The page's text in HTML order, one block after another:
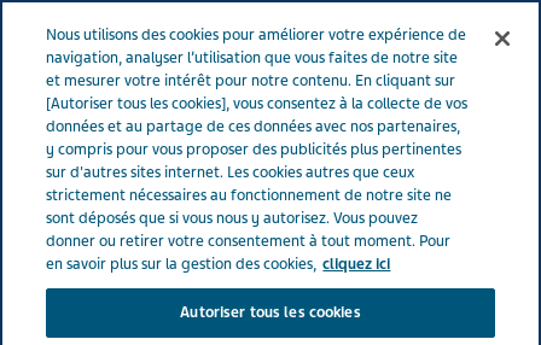
Menu
France Nos Produits Product catalog
Liste de nos médicaments
Search
Nous utilisons des cookies pour améliorer votre expérience de
navigation, analyser l’utilisation que vous faites de notre site
et mesurer votre intérêt pour notre contenu. En cliquant sur
[Autoriser tous les cookies], vous consentez à la collecte de vos
données et au partage de ces données avec nos partenaires,
y compris pour vous proposer des publicités plus pertinentes
sur d'autres sites internet. Les cookies autres que ceux
strictement nécessaires au fonctionnement de notre site ne
sont déposés que si vous nous y autorisez. Vous pouvez
donner ou retirer votre consentement à tout moment. Pour
en savoir plus sur la gestion des cookies, cliquez ici
Autoriser tous les cookies